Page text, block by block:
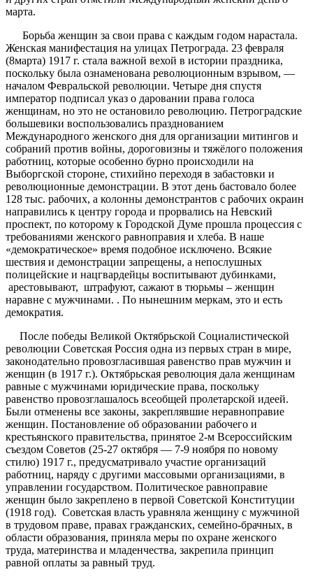
марта.
Борьба женщин за свои права с каждым годом нарастала.
Женская манифестация на улицах Петрограда. 23 февраля
(8марта) 1917 г. стала важной вехой в истории праздника,
поскольку была ознаменована революционным взрывом, —
началом Февральской революции. Четыре дня спустя
император подписал указ о даровании права голоса
женщинам, но это не остановило революцию. Петроградские
большевики воспользовались празднованием
Международного женского дня для организации митингов и
собраний против войны, дороговизны и тяжёлого положения
работниц, которые особенно бурно происходили на
Выборгской стороне, стихийно переходя в забастовки и
революционные демонстрации. В этот день бастовало более
128 тыс. рабочих, а колонны демонстрантов с рабочих окраин
направились к центру города и прорвались на Невский
проспект, по которому к Городской Думе прошла процессия с
требованиями женского равноправия и хлеба. В наше
«демократическое» время подобное исключено. Всякие
шествия и демонстрации запрещены, а непослушных
полицейские и нацгвардейцы воспитывают дубинками,
арестовывают, штрафуют, сажают в тюрьмы – женщин
наравне с мужчинами. . По нынешним меркам, это и есть
демократия.
После победы Великой Октябрьской Социалистической
революции Советская Россия одна из первых стран в мире,
законодательно провозгласившая равенство прав мужчин и
женщин (в 1917 г.). Октябрьская революция дала женщинам
равные с мужчинами юридические права, поскольку
равенство провозглашалось всеобщей пролетарской идеей.
Были отменены все законы, закреплявшие неравноправие
женщин. Постановление об образовании рабочего и
крестьянского правительства, принятое 2-м Всероссийским
съездом Советов (25-27 октября — 7-9 ноября по новому
стилю) 1917 г., предусматривало участие организаций
работниц, наряду с другими массовыми организациями, в
управлении государством. Политическое равноправие
женщин было закреплено в первой Советской Конституции
(1918 год). Советская власть уравняла женщину с мужчиной
в трудовом праве, правах гражданских, семейно-брачных, в
области образования, приняла меры по охране женского
труда, материнства и младенчества, закрепила принцип
равной оплаты за равный труд.